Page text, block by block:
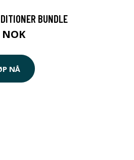
BUNDLE
NOK
NÅ